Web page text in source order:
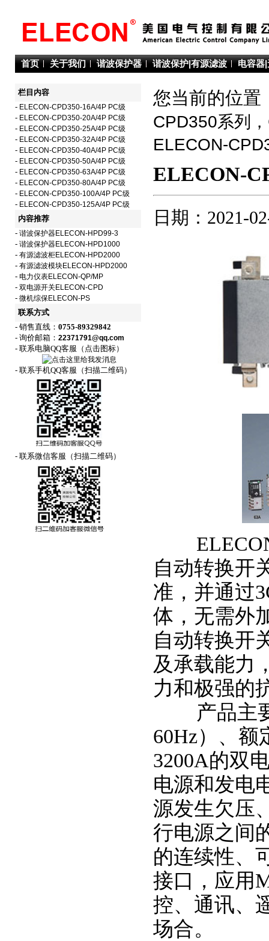
首页 关于我们 谐波保护器 谐波保护|有源滤波 电容器
栏目内容
- ELECON-CPD350-16A/4P PC级
- ELECON-CPD350-20A/4P PC级
- ELECON-CPD350-25A/4P PC级
- ELECON-CPD350-32A/4P PC级
- ELECON-CPD350-40A/4P PC级
- ELECON-CPD350-50A/4P PC级
- ELECON-CPD350-63A/4P PC级
- ELECON-CPD350-80A/4P PC级
- ELECON-CPD350-100A/4P PC级
- ELECON-CPD350-125A/4P PC级
内容推荐
- 谐波保护器ELECON-HPD99-3
- 谐波保护器ELECON-HPD1000
- 有源滤波柜ELECON-HPD2000
- 有源滤波模块ELECON-HPD2000
- 电力仪表ELECON-QP/MP
- 双电源开关ELECON-CPD
- 微机综保ELECON-PS
联系方式
- 销售直线： 0755-89329842
- 询价邮箱： 22371791@qq.com
- 联系电脑QQ客服（点击图标）
- 联系手机QQ客服（扫描二维码）
- 联系微信客服（扫描二维码）
您当前的位
CPD350系列
ELECON-
ELECON-
日期：2021-
ELECON-
自动转换开
准，并通过
体，无需外
自动转换开
及承载能力
力和极强的
产品主要
60Hz）、额
3200A的双
电源和发电
源发生欠压
行电源之间
的连续性、
接口，应用
控、通讯、
场合。